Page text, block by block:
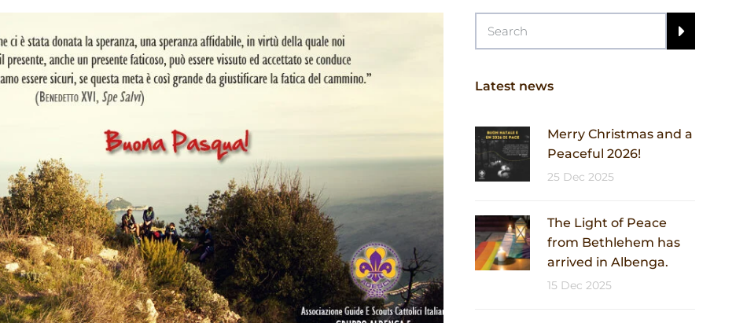
Latest news
Merry Christmas and a
Peaceful 2026!
25 Dec 2025
The Light of Peace
from Bethlehem has
arrived in Albenga.
15 Dec 2025